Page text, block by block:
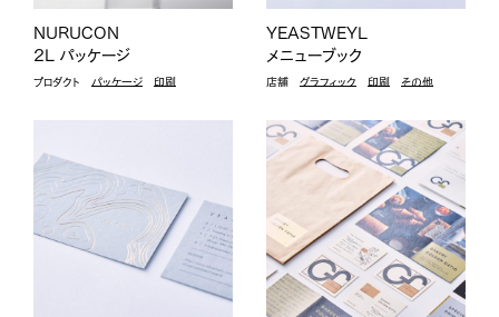
NURUCON
2L パッケージ
プロダクト パッケージ 印刷
YEASTWEYL
メニューブック
店舗 グラフィック 印刷 その他